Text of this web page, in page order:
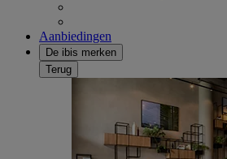
Aanbiedingen
De ibis merken
Terug